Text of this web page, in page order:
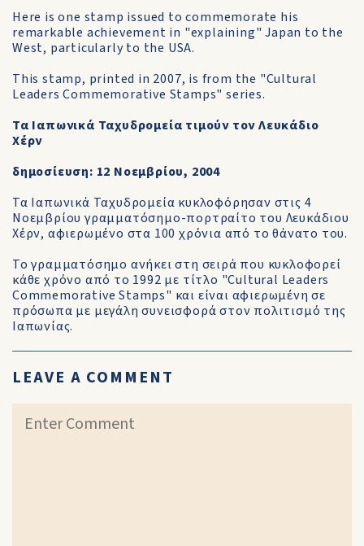
Here is one stamp issued to commemorate his
remarkable achievement in "explaining" Japan to the
West, particularly to the USA.
This stamp, printed in 2007, is from the "Cultural
Leaders Commemorative Stamps" series.
Τα Ιαπωνικά Ταχυδρομεία τιμούν τον Λευκάδιο
Χέρν
δημοσίευση: 12 Nοεμβρίου, 2004
Τα Ιαπωνικά Ταχυδρομεία κυκλοφόρησαν στις 4
Νοεμβρίου γραμματόσημο-πορτραίτο του Λευκάδιου
Χέρν, αφιερωμένο στα 100 χρόνια από το θάνατο του.
Το γραμματόσημο ανήκει στη σειρά που κυκλοφορεί
κάθε χρόνο από το 1992 με τίτλο "Cultural Leaders
Commemorative Stamps" και είναι αφιερωμένη σε
πρόσωπα με μεγάλη συνεισφορά στον πολιτισμό της
Ιαπωνίας.
LEAVE A COMMENT